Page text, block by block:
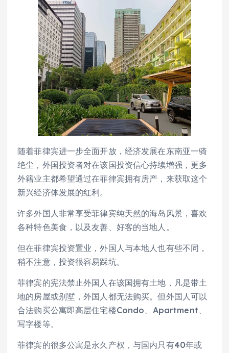
随着菲律宾进一步全面开放，经济发展在东南亚一骑
绝尘，外国投资者对在该国投资信心持续增强，更多
外籍业主都希望通过在菲律宾拥有房产，来获取这个
新兴经济体发展的红利。
许多外国人非常享受菲律宾纯天然的海岛风景，喜欢
各种特色美食，以及友善、好客的当地人。
但在菲律宾投资置业，外国人与本地人也有些不同，
稍不注意，投资很容易踩坑。
菲律宾的宪法禁止外国人在该国拥有土地，凡是带土
地的房屋或别墅，外国人都无法购买。但外国人可以
合法购买公寓即高层住宅楼Condo、Apartment、
写字楼等。
菲律宾的很多公寓是永久产权，与国内只有40年或